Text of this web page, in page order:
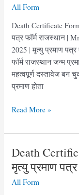
Certificate
Haryana
pdf
All Form
Death Certificate
पत्र फॉर्म राजस्थान |
2025 | मृत्यु प्रमाण
फॉर्म राजस्थान जन्म
महत्वपूर्ण दस्तावेज बन
प्रमाण होता
मृत्यु
पत्र
राजस्थान
|
Death
Read More »
Death
मृत्यु प्रमाण
All Form